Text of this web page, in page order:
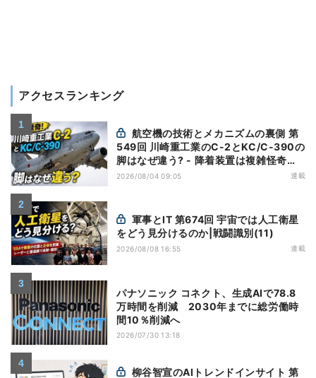
アクセスランキング
549回 川崎重工業のC-2とKC/C-390の
脚はなぜ違う? - 降着装置は複雑怪奇
(5)|軍用輸送機(10)
2026/08/04 09:05 連載
をどう見分けるのか|戦闘識別(11)
2026/08/08 16:55 連載
パナソニック コネクト、生成AIで78.8
万時間を削減 2030年までに総労働時
間10％削減へ
2026/07/30 13:18